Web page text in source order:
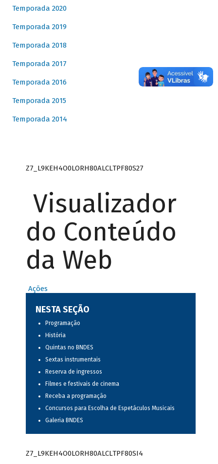
Temporada 2020
Temporada 2019
Temporada 2018
Temporada 2017
Temporada 2016
Temporada 2015
Temporada 2014
Z7_L9KEH4O0LORH80ALCLTPF80S27
Visualizador
do Conteúdo
da Web
Ações
NESTA SEÇÃO
Programação
História
Quintas no BNDES
Sextas instrumentais
Reserva de ingressos
Filmes e festivais de cinema
Receba a programação
Concursos para Escolha de Espetáculos Musicais
Galeria BNDES
Z7_L9KEH4O0LORH80ALCLTPF80SI4